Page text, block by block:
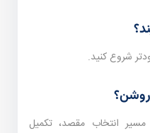
شروع کنید.
انتخاب مقصد، تکمیل